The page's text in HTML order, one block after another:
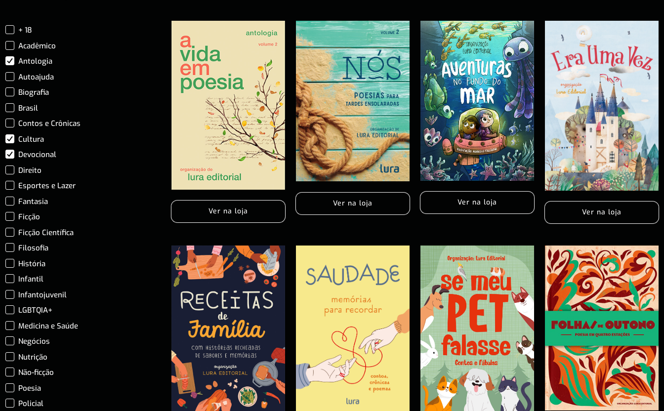
+ 18
Acadêmico
Antologia
Autoajuda
Biografia
Brasil
Contos e Crônicas
Cultura
Devocional
Direito
Esportes e Lazer
Fantasia
Ficção
Ficção Científica
Filosofia
História
Infantil
Infantojuvenil
LGBTQIA+
Medicina e Saúde
Negócios
Nutrição
Não-ficção
Poesia
Policial
Ver na loja
Ver na loja
Ver na loja
Ver na loja